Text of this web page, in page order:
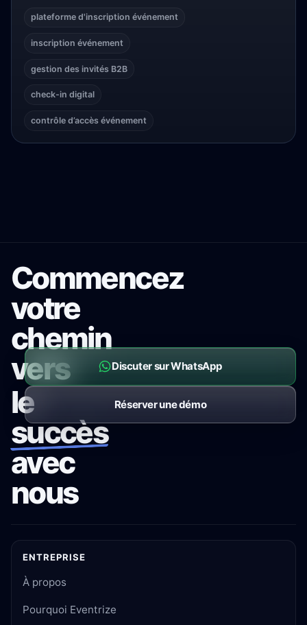
plateforme d'inscription événement
inscription événement
gestion des invités B2B
check-in digital
contrôle d’accès événement
Commencez
votre
chemin
vers
le
succès
avec
nous
Discuter sur WhatsApp
Réserver une démo
ENTREPRISE
À propos
Pourquoi Eventrize